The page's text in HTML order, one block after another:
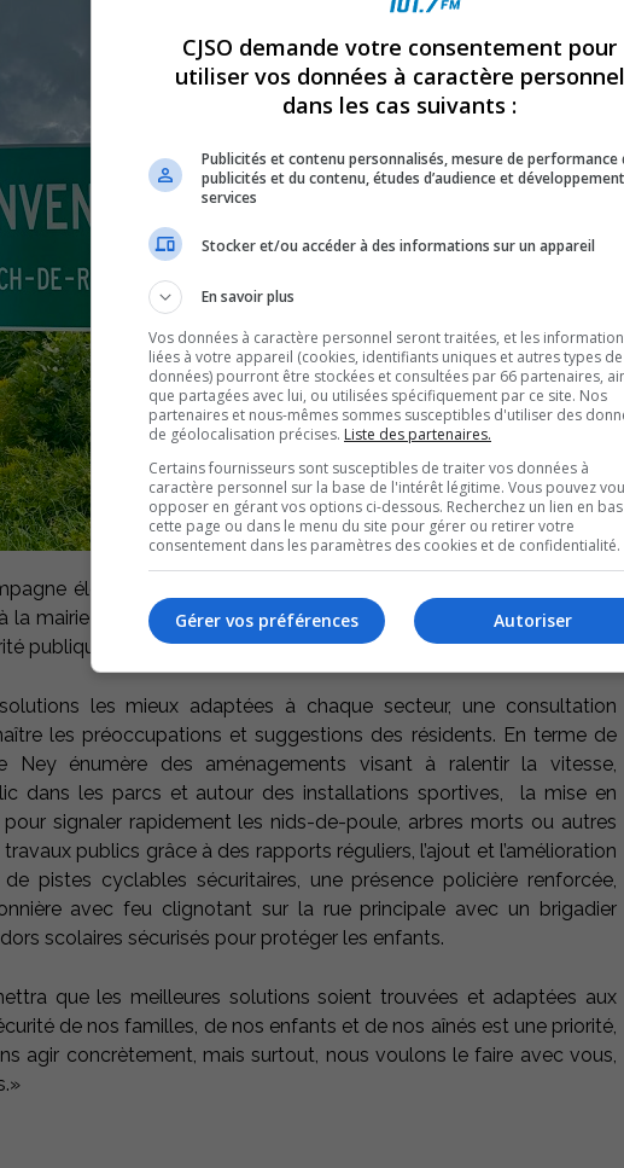
électorale municipale qui connaîtra son aboutissement le 2
la mairie de Saint-Roch-de-Richelieu, Patrick Ney, fait connaître ses
publique.
les mieux adaptées à chaque secteur, une consultation
les préoccupations et suggestions des résidents. En terme de
Ney énumère des aménagements visant à ralentir la vitesse,
dans les parcs et autour des installations sportives, la mise en
signaler rapidement les nids-de-poule, arbres morts ou autres
publics grâce à des rapports réguliers, l’ajout et l’amélioration
pistes cyclables sécuritaires, une présence policière renforcée,
avec feu clignotant sur la rue principale avec un brigadier
scolaires sécurisés pour protéger les enfants.
que les meilleures solutions soient trouvées et adaptées aux
de nos familles, de nos enfants et de nos aînés est une priorité,
agir concrètement, mais surtout, nous voulons le faire avec vous,
CJSO demande votre consentement pour
utiliser vos données à caractère personnel
dans les cas suivants :
Publicités et contenu personnalisés, mesure de performance
publicités et du contenu, études d’audience et
services
Stocker et/ou accéder à des informations sur un appareil
En savoir plus
Vos données à caractère personnel seront traitées, et les
liées à votre appareil (cookies, identifiants uniques et autres types de
données) pourront être stockées et consultées par 66 partenaires,
que partagées avec lui, ou utilisées spécifiquement par ce site. Nos
partenaires et nous-mêmes sommes susceptibles d'utiliser des
de géolocalisation précises. Liste des partenaires.
Certains fournisseurs sont susceptibles de traiter vos données à
caractère personnel sur la base de l'intérêt légitime. Vous pouvez
opposer en gérant vos options ci-dessous. Recherchez un lien en
cette page ou dans le menu du site pour gérer ou retirer votre
consentement dans les paramètres des cookies et de confidentialité.
Autoriser
Gérer vos préférences